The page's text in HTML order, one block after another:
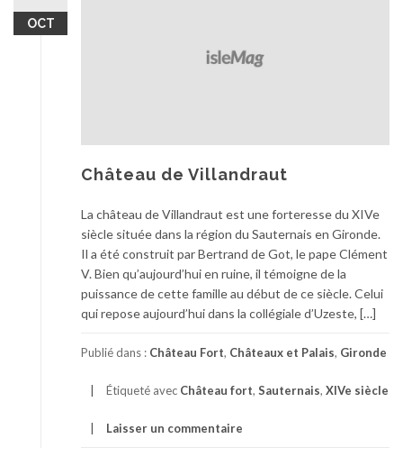
OCT
Château de Villandraut
La château de Villandraut est une forteresse du XIVe
siècle située dans la région du Sauternais en Gironde.
Il a été construit par Bertrand de Got, le pape Clément
V. Bien qu’aujourd’hui en ruine, il témoigne de la
puissance de cette famille au début de ce siècle. Celui
qui repose aujourd’hui dans la collégiale d’Uzeste, […]
Publié dans : Château Fort, Châteaux et Palais, Gironde
Étiqueté avec Château fort, Sauternais, XIVe siècle
Laisser un commentaire